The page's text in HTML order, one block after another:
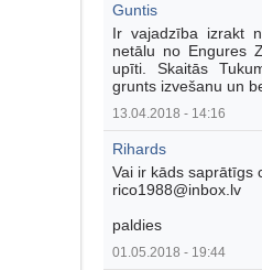
Guntis
Ir vajadzība izrakt
netālu no Engures
upīti. Skaitās
grunts izvešanu un
13.04.2018 - 14:16
Rihards
Vai ir kāds saprātīgs
rico1988@inbox.lv
paldies
01.05.2018 - 19:44